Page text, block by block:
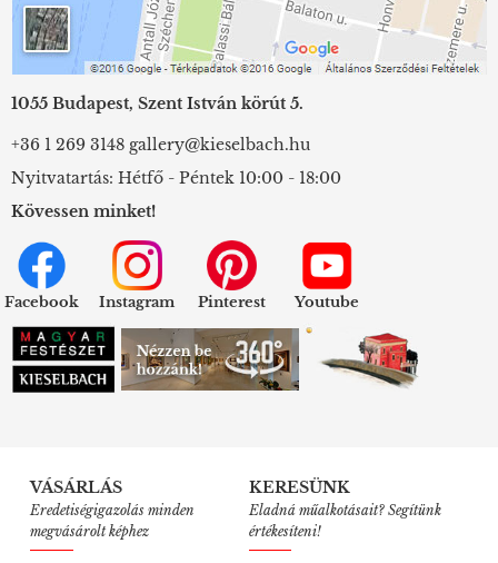
1055 Budapest, Szent István körút 5.
+36 1 269 3148 gallery@kieselbach.hu
Nyitvatartás: Hétfő - Péntek 10:00 - 18:00
Kövessen minket!
Facebook Instagram Pinterest Youtube
VÁSÁRLÁS
Eredetiségigazolás minden
megvásárolt képhez
KERESÜNK
Eladná műalkotásait? Segítünk
értékesíteni!